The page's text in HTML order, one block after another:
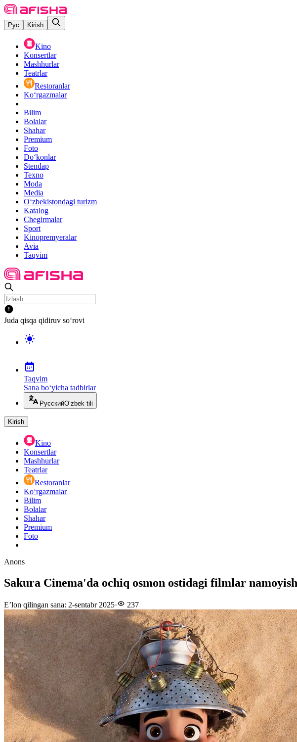
Рус Kirish
Kino
Konsertlar
Mashhurlar
Teatrlar
Restoranlar
Ko‘rgazmalar
Bilim
Bolalar
Shahar
Premium
Foto
Do‘konlar
Stendap
Texno
Moda
Media
O‘zbekistondagi turizm
Katalog
Chegirmalar
Sport
Kinopremyeralar
Avia
Taqvim
Juda qisqa qidiruv so‘rovi
Taqvim
Sana bo‘yicha tadbirlar
РусскийO‘zbek tili
Kirish
Kino
Konsertlar
Mashhurlar
Teatrlar
Restoranlar
Ko‘rgazmalar
Bilim
Bolalar
Shahar
Premium
Foto
Anons
Sakura Cinema'da ochiq osmon ostidagi filmlar
E’lon qilingan sana: 2-sentabr 2025· 237